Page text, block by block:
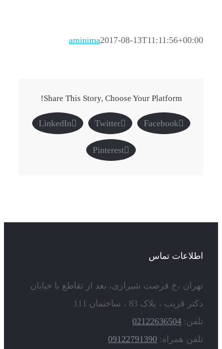
aminima2017-08-13T11:11:56+00:00
Share This Story, Choose Your Platform!
Facebook
Twitter
LinkedIn
Pinterest
اطلاعات تماس
تهران ،خ فرصت شیرازی، بعد از تقاطع با خیابان
دکتر قریب ، پلاک 83 ، ساختمان 111
تلفن: 02122636504
تلفن همراه: 09122791390